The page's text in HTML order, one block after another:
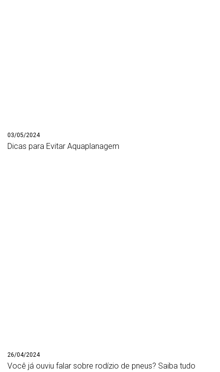
03/05/2024
Dicas para Evitar Aquaplanagem
26/04/2024
Você já ouviu falar sobre rodízio de pneus? Saiba tudo